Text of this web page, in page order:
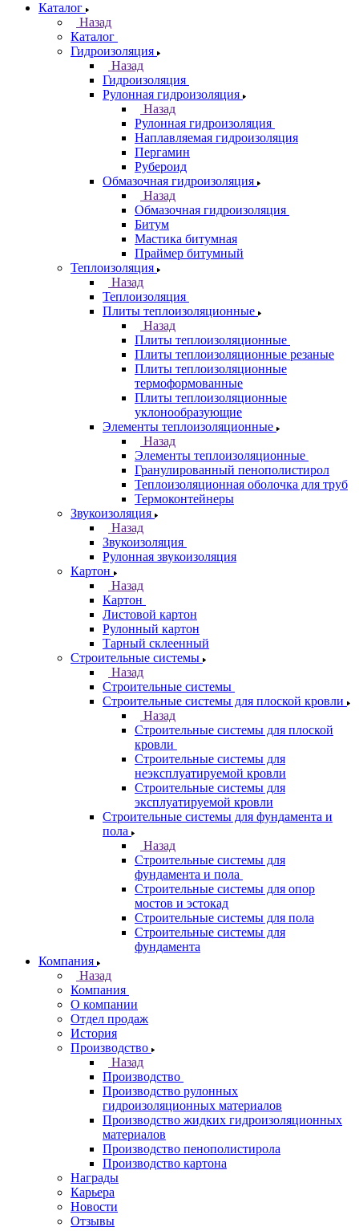
Каталог
Назад
Каталог
Гидроизоляция
Назад
Гидроизоляция
Рулонная гидроизоляция
Назад
Рулонная гидроизоляция
Наплавляемая гидроизоляция
Пергамин
Рубероид
Обмазочная гидроизоляция
Назад
Обмазочная гидроизоляция
Битум
Мастика битумная
Праймер битумный
Теплоизоляция
Назад
Теплоизоляция
Плиты теплоизоляционные
Назад
Плиты теплоизоляционные
Плиты теплоизоляционные резаные
Плиты теплоизоляционные
термоформованные
Плиты теплоизоляционные
уклонообразующие
Элементы теплоизоляционные
Назад
Элементы теплоизоляционные
Гранулированный пенополистирол
Теплоизоляционная оболочка для труб
Термоконтейнеры
Звукоизоляция
Назад
Звукоизоляция
Рулонная звукоизоляция
Картон
Назад
Картон
Листовой картон
Рулонный картон
Тарный склеенный
Строительные системы
Назад
Строительные системы
Строительные системы для плоской кровли
Назад
Строительные системы для плоской
кровли
Строительные системы для
неэксплуатируемой кровли
Строительные системы для
эксплуатируемой кровли
Строительные системы для фундамента и
пола
Назад
Строительные системы для
фундамента и пола
Строительные системы для опор
мостов и эстокад
Строительные системы для пола
Строительные системы для
фундамента
Компания
Назад
Компания
О компании
Отдел продаж
История
Производство
Назад
Производство
Производство рулонных
гидроизоляционных материалов
Производство жидких гидроизоляционных
материалов
Производство пенополистирола
Производство картона
Награды
Карьера
Новости
Отзывы